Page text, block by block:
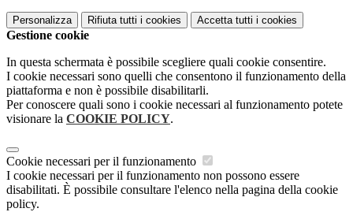
Personalizza Rifiuta tutti i cookies Accetta tutti i cookies
Gestione cookie
In questa schermata è possibile scegliere quali cookie consentire.
I cookie necessari sono quelli che consentono il funzionamento della
piattaforma e non è possibile disabilitarli.
Per conoscere quali sono i cookie necessari al funzionamento potete
visionare la COOKIE POLICY.
Cookie necessari per il funzionamento
I cookie necessari per il funzionamento non possono essere
disabilitati. È possibile consultare l'elenco nella pagina della cookie
policy.